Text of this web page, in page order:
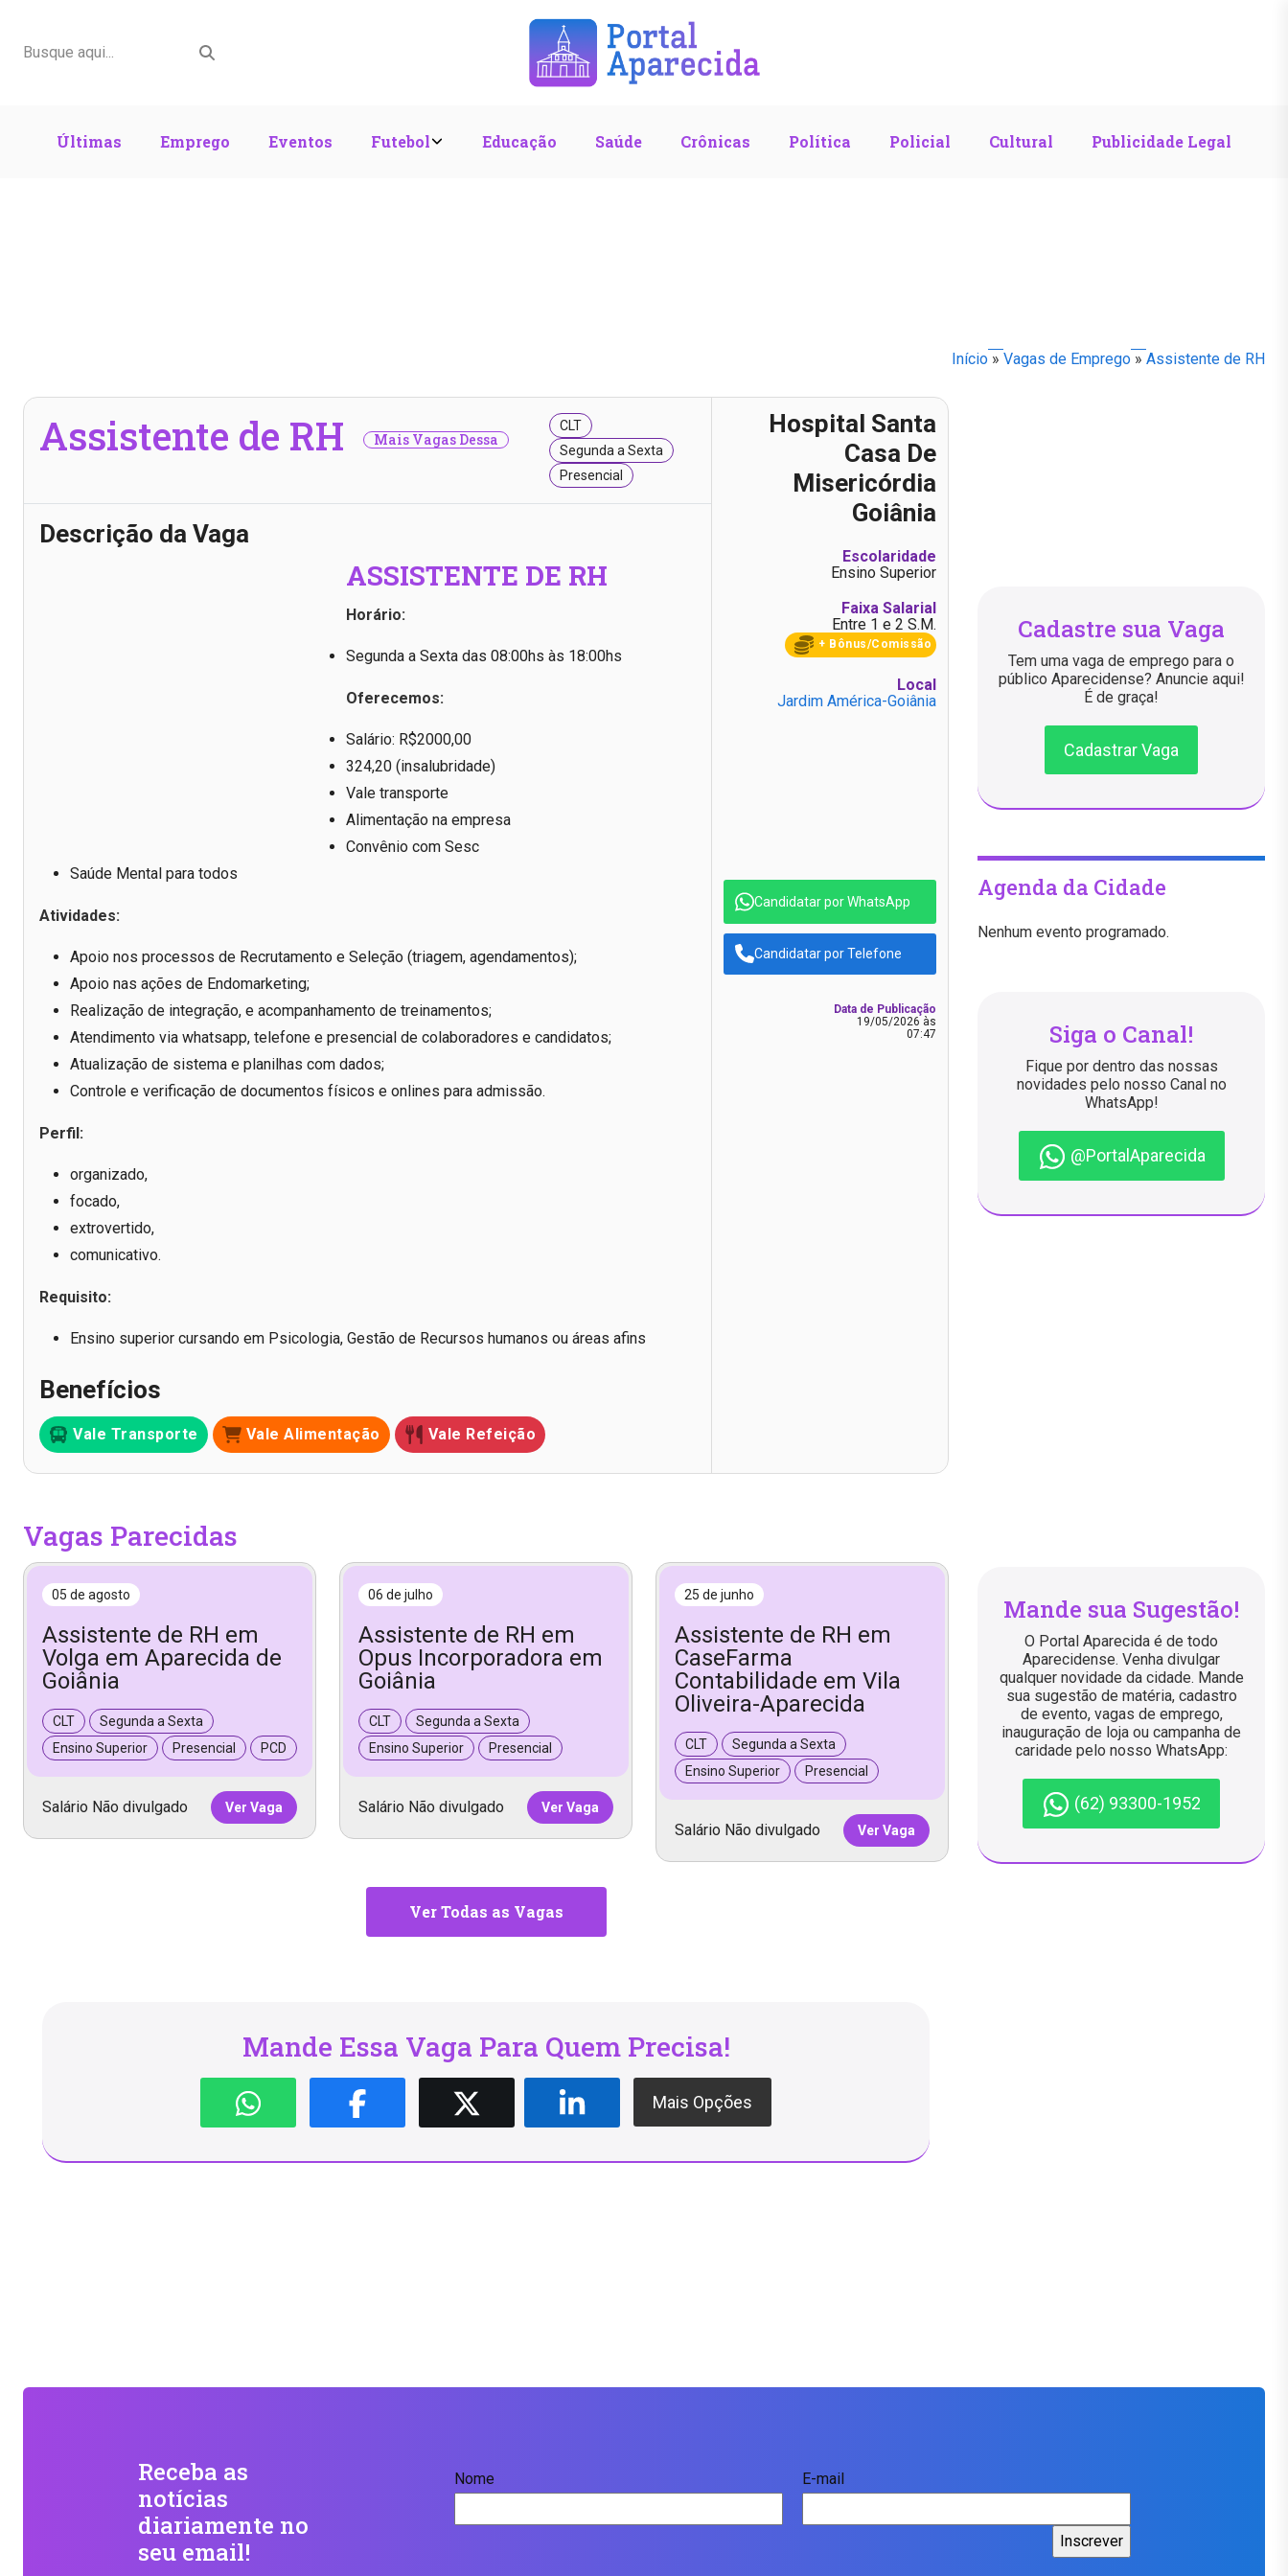
Últimas Emprego Eventos Futebol Educação Saúde Crônicas Política Policial Cultural Publicidade Legal
Início » Vagas de Emprego » Assistente de RH
Assistente de RH Mais Vagas Dessa
CLT
Segunda a Sexta
Presencial
Descrição da Vaga
ASSISTENTE DE RH
Horário:
Segunda a Sexta das 08:00hs às 18:00hs
Oferecemos:
Salário: R$2000,00
324,20 (insalubridade)
Vale transporte
Alimentação na empresa
Convênio com Sesc
Saúde Mental para todos
Atividades:
Apoio nos processos de Recrutamento e Seleção (triagem, agendamentos);
Apoio nas ações de Endomarketing;
Realização de integração, e acompanhamento de treinamentos;
Atendimento via whatsapp, telefone e presencial de colaboradores e candidatos;
Atualização de sistema e planilhas com dados;
Controle e verificação de documentos físicos e onlines para admissão.
Perfil:
organizado,
focado,
extrovertido,
comunicativo.
Requisito:
Ensino superior cursando em Psicologia, Gestão de Recursos humanos ou áreas afins
Benefícios
Vale Transporte Vale Alimentação Vale Refeição
Hospital Santa
Casa De
Misericórdia
Goiânia
Escolaridade
Ensino Superior
Faixa Salarial
Entre 1 e 2 S.M.
+ Bônus/Comissão
Local
Jardim América-Goiânia
Candidatar por WhatsApp
Candidatar por Telefone
Data de Publicação
19/05/2026 às
07:47
Vagas Parecidas
05 de agosto
Assistente de RH em
Volga em Aparecida de
Goiânia
CLT
Segunda a Sexta
Ensino Superior
Presencial PCD
Salário Não divulgado Ver Vaga
06 de julho
Assistente de RH em
Opus Incorporadora em
Goiânia
CLT
Segunda a Sexta
Ensino Superior
Presencial
Salário Não divulgado Ver Vaga
25 de junho
Assistente de RH em
CaseFarma
Contabilidade em Vila
Oliveira-Aparecida
CLT
Segunda a Sexta
Ensino Superior
Presencial
Salário Não divulgado Ver Vaga
Ver Todas as Vagas
Mande Essa Vaga Para Quem Precisa!
Mais Opções
Cadastre sua Vaga
Tem uma vaga de emprego para o
público Aparecidense? Anuncie aqui!
É de graça!
Cadastrar Vaga
Agenda da Cidade
Nenhum evento programado.
Siga o Canal!
Fique por dentro das nossas
novidades pelo nosso Canal no
WhatsApp!
@PortalAparecida
Mande sua Sugestão!
O Portal Aparecida é de todo
Aparecidense. Venha divulgar
qualquer novidade da cidade. Mande
sua sugestão de matéria, cadastro
de evento, vagas de emprego,
inauguração de loja ou campanha de
caridade pelo nosso WhatsApp:
(62) 93300-1952
Receba as
notícias
diariamente no
seu email!
Nome E-mail